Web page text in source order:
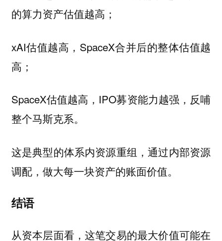
的算力资产估值越高；
xAI估值越高，SpaceX合并后的整体估值越
高；
SpaceX估值越高，IPO募资能力越强，反哺
整个马斯克系。
这是典型的体系内资源重组，通过内部资源
调配，做大每一块资产的账面价值。
结语
从资本层面看，这笔交易的最大价值可能在